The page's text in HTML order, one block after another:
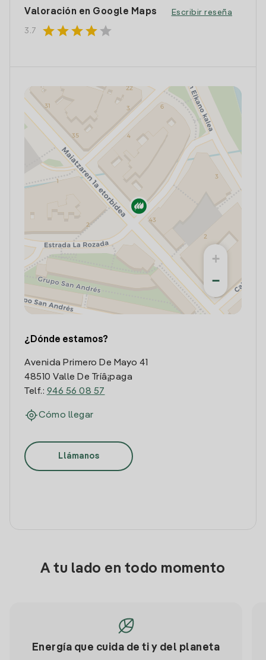
Valoración en Google Maps
3.7 starstarstarstar star
Escribir reseña
+
−
¿Dónde estamos?
Avenida Primero De Mayo 41
48510 Valle De Trí­â¡paga
Telf.: 946 56 08 57
Cómo llegar
Llámanos
A tu lado en todo momento
Energía que cuida de ti y del planeta